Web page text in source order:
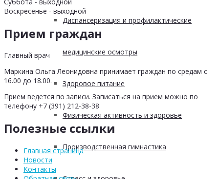
Диспансеризация и профилактические
медицинские осмотры
Здоровое питание
Физическая активность и здоровье
Производственная гимнастика
Воскресенье - выходной
Прием граждан
Главный врач
Маркина Ольга Леонидовна принимает граждан по средам с
16.00 до 18.00.
Прием ведется по записи. Записаться на прием можно по
телефону +7 (391) 212-38-38
Полезные ссылки
Главная страница
Новости
Контакты